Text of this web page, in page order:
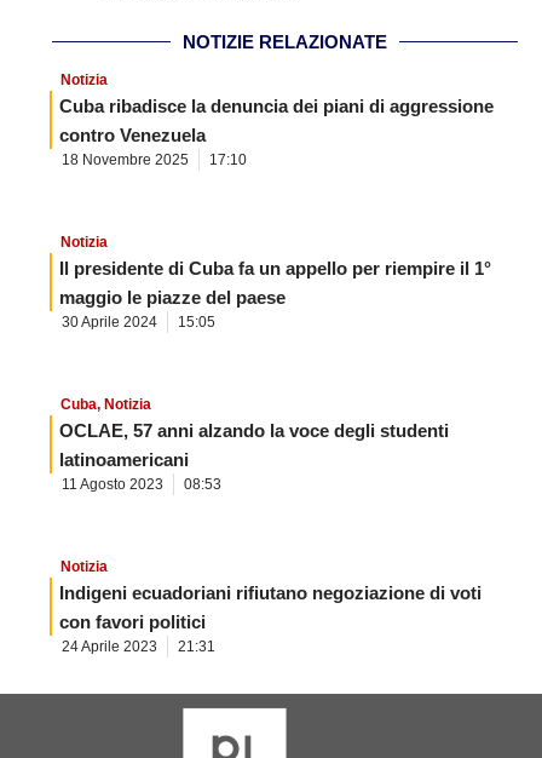
NOTIZIE RELAZIONATE
Notizia
Cuba ribadisce la denuncia dei piani di aggressione
contro Venezuela
18 Novembre 2025 17:10
Notizia
Il presidente di Cuba fa un appello per riempire il 1°
maggio le piazze del paese
30 Aprile 2024 15:05
Cuba, Notizia
OCLAE, 57 anni alzando la voce degli studenti
latinoamericani
11 Agosto 2023 08:53
Notizia
Indigeni ecuadoriani rifiutano negoziazione di voti
con favori politici
24 Aprile 2023 21:31